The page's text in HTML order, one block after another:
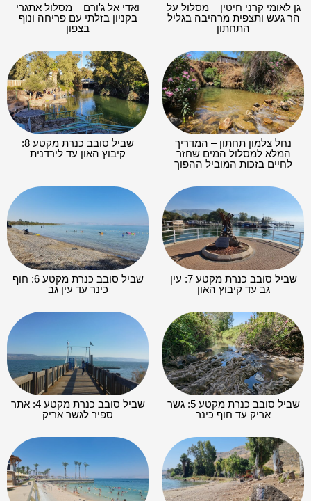
גן לאומי קרני חיטין – מסלול על
הר געש ותצפית מרהיבה בגליל
התחתון
ואדי אל ג'ורם – מסלול אתגרי
בקניון בזלתי עם פריחה ונוף
בצפון
נחל צלמון תחתון – המדריך
המלא למסלול המים שחזר
לחיים בזכות המוביל ההפוך
שביל סובב כנרת מקטע 8:
קיבוץ האון עד לירדנית
שביל סובב כנרת מקטע 7: עין
גב עד קיבוץ האון
שביל סובב כנרת מקטע 6: חוף
כינר עד עין גב
שביל סובב כנרת מקטע 5: גשר
אריק עד חוף כינר
שביל סובב כנרת מקטע 4: אתר
ספיר לגשר אריק